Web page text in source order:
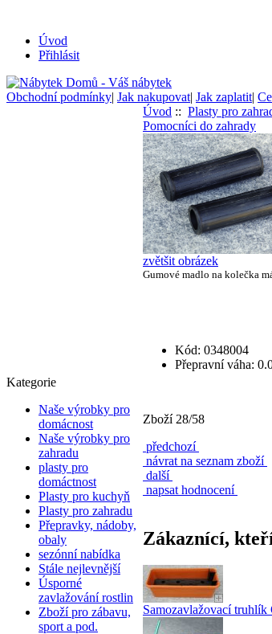
Úvod
Přihlásit
Obchodní podmínky| Jak nakupovat| Jak zaplatit|
Kategorie
Naše výrobky pro
domácnost
Naše výrobky pro
zahradu
plasty pro
domáctnost
Plasty pro kuchyň
Plasty pro zahradu
Přepravky, nádoby,
obaly
sezónní nabídka
Stále nejlevnější
Úsporné
zavlažování rostlin
Zboží pro zábavu,
sport a pod.
Úvod :: Plasty pro
Pomocníci do zahrady
zvětšit obrázek
Gumové madlo na kolečka
Kód: 0348004
Přepravní váha:
Zboží 28/58
předchozí
návrat na seznam zboží
další
napsat hodnocení
Zákaznící,
Samozavlažovací truhlík